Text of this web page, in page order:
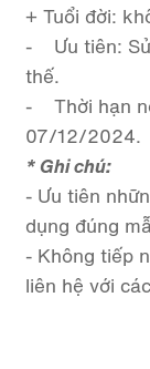
+ Tuổi đời:
- Ưu tiên: Sử
thế.
- Thời hạn
07/12/2024.
* Ghi chú:
- Ưu tiên
dụng đúng
- Không tiếp
liên hệ với